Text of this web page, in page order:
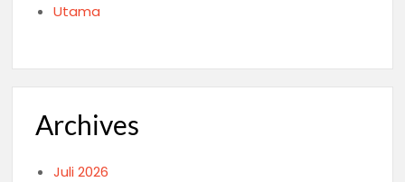
Utama
Archives
Juli 2026